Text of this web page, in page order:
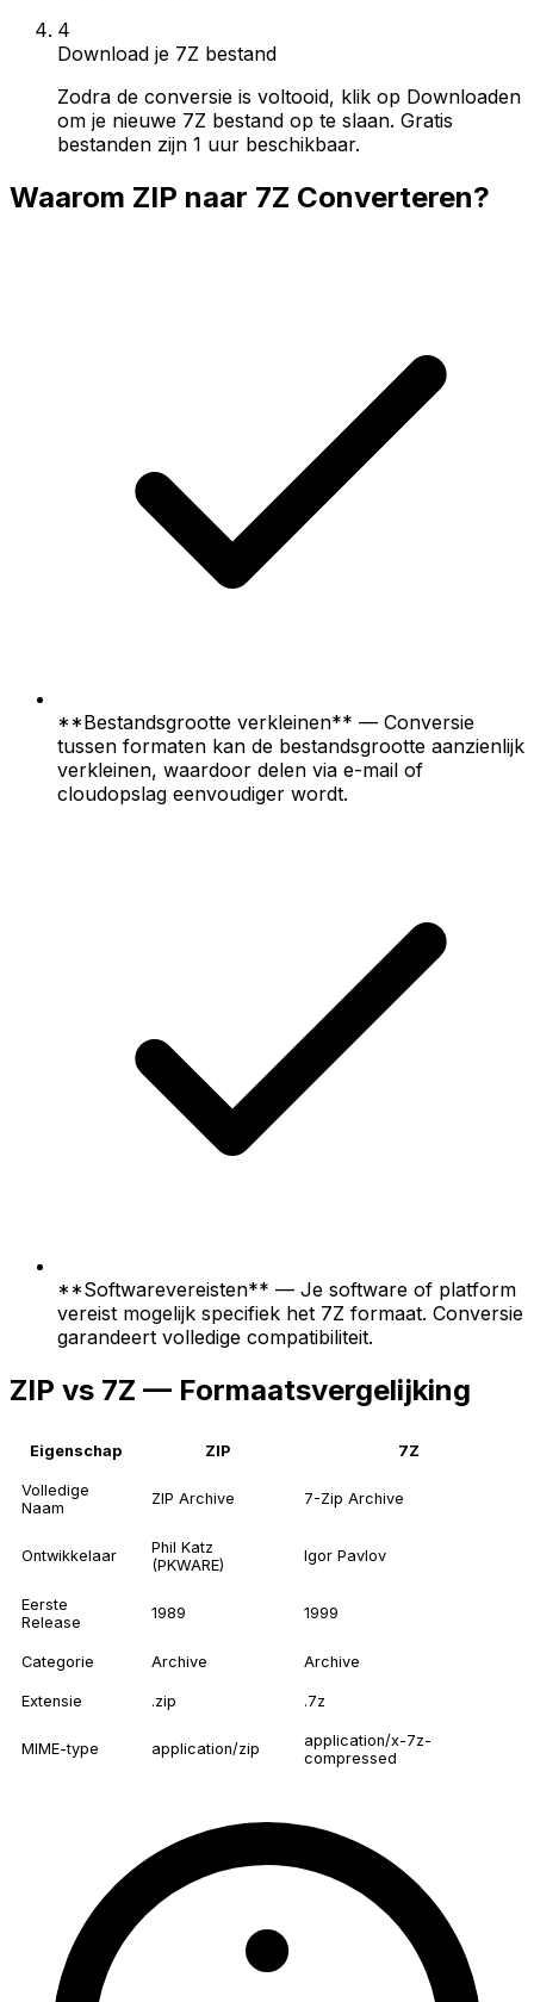
4
Download je 7Z bestand
Zodra de conversie is voltooid, klik op Downloaden
om je nieuwe 7Z bestand op te slaan. Gratis
bestanden zijn 1 uur beschikbaar.
Waarom ZIP naar 7Z Converteren?
**Bestandsgrootte verkleinen** — Conversie
tussen formaten kan de bestandsgrootte aanzienlijk
verkleinen, waardoor delen via e-mail of
cloudopslag eenvoudiger wordt.
**Softwarevereisten** — Je software of platform
vereist mogelijk specifiek het 7Z formaat. Conversie
garandeert volledige compatibiliteit.
ZIP vs 7Z — Formaatsvergelijking
Eigenschap ZIP 7Z
Volledige
Naam
ZIP Archive 7-Zip Archive
Ontwikkelaar
Phil Katz
(PKWARE)
Igor Pavlov
Eerste
Release
1989 1999
Categorie Archive Archive
Extensie .zip .7z
MIME-type application/zip
application/x-7z-
compressed